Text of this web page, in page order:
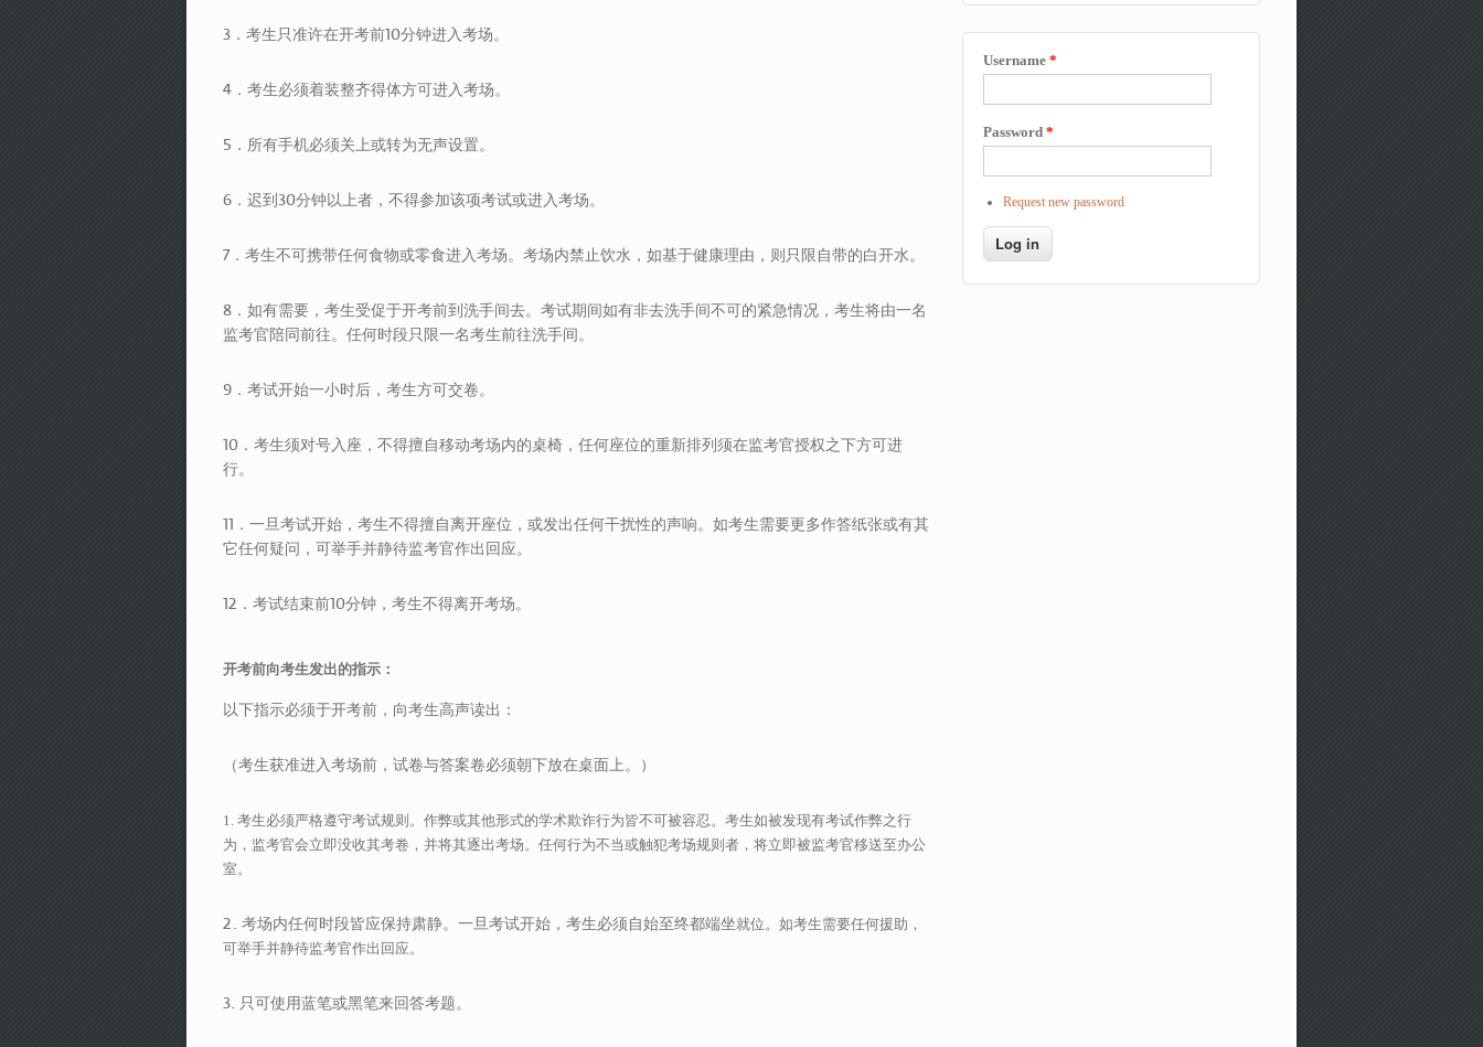
3．考生只准许在开考前10分钟进入考场。
4．考生必须着装整齐得体方可进入考场。
5．所有手机必须关上或转为无声设置。
6．迟到30分钟以上者，不得参加该项考试或进入考场。
7．考生不可携带任何食物或零食进入考场。考场内禁止饮水，如基于健康理由，则只限自带的白开水。
8．如有需要，考生受促于开考前到洗手间去。考试期间如有非去洗手间不可的紧急情况，考生将由一名
监考官陪同前往。任何时段只限一名考生前往洗手间。
9．考试开始一小时后，考生方可交卷。
10．考生须对号入座，不得擅自移动考场内的桌椅，任何座位的重新排列须在监考官授权之下方可进
行。
11．一旦考试开始，考生不得擅自离开座位，或发出任何干扰性的声响。如考生需要更多作答纸张或有其
它任何疑问，可举手并静待监考官作出回应。
12．考试结束前10分钟，考生不得离开考场。
开考前向考生发出的指示：
以下指示必须于开考前，向考生高声读出：
（考生获准进入考场前，试卷与答案卷必须朝下放在桌面上。）
1. 考生必须严格遵守考试规则。作弊或其他形式的学术欺诈行为皆不可被容忍。考生如被发现有考试作弊之行
为，监考官会立即没收其考卷，并将其逐出考场。任何行为不当或触犯考场规则者，将立即被监考官移送至办公
室。
2. 考场内任何时段皆应保持肃静。一旦考试开始，考生必须自始至终都端坐就位。如考生需要任何援助，
可举手并静待监考官作出回应。
3. 只可使用蓝笔或黑笔来回答考题。
Username *
Password *
Request new password